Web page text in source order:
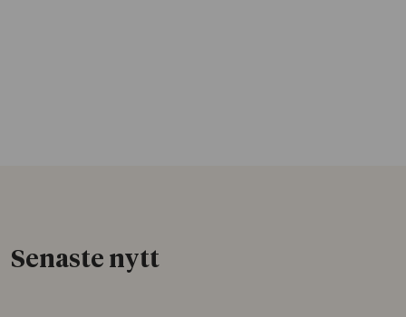
Senaste nytt